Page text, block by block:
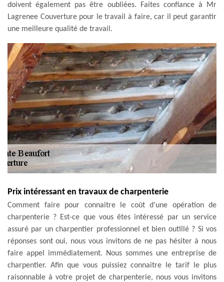
doivent également pas être oubliées. Faites confiance à Mr
Lagrenee Couverture pour le travail à faire, car il peut garantir
une meilleure qualité de travail.
Prix intéressant en travaux de charpenterie
Comment faire pour connaitre le coût d’une opération de
charpenterie ? Est-ce que vous êtes intéressé par un service
assuré par un charpentier professionnel et bien outillé ? Si vos
réponses sont oui, nous vous invitons de ne pas hésiter à nous
faire appel immédiatement. Nous sommes une entreprise de
charpentier. Afin que vous puissiez connaitre le tarif le plus
raisonnable à votre projet de charpenterie, nous vous invitons